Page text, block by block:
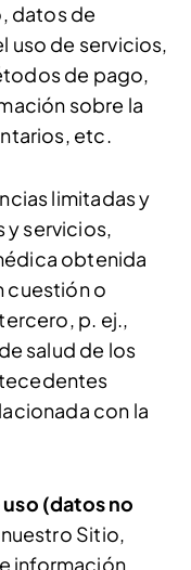
datos de
uso de servicios,
de pago,
sobre la
etc.
limitadas y
y servicios,
obtenida
cuestión o
p. ej.,
salud de los
con la
(datos no
Sitio,
información